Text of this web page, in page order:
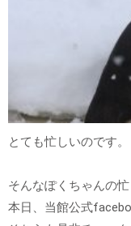
とても忙しいのです。
そんなぽくちゃんの
本日、当館公式